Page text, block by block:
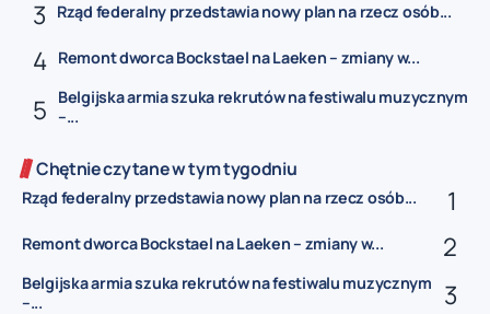
Rząd federalny przedstawia nowy plan na rzecz osób...
Remont dworca Bockstael na Laeken – zmiany w...
Belgijska armia szuka rekrutów na festiwalu muzycznym
–...
Chętnie czytane w tym tygodniu
Rząd federalny przedstawia nowy plan na rzecz osób...
Remont dworca Bockstael na Laeken – zmiany w...
Belgijska armia szuka rekrutów na festiwalu muzycznym
–...